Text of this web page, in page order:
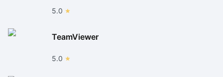
5.0
TeamViewer
5.0